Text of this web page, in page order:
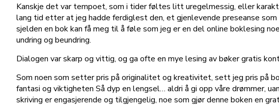
Kanskje det var tempoet, som i tider føltes litt uregelmessig, eller
lang tid etter at jeg hadde ferdiglest den, et gjenlevende preseanse
sjelden en bok kan få meg til å føle som jeg er en del online boklesing
undring og beundring.
Dialogen var skarp og vittig, og ga ofte en mye lesing av bøker gratis
Som noen som setter pris på originalitet og kreativitet, sett jeg pris på
fantasi og viktigheten Så dyp en lengsel… aldri å gi opp våre drømmer,
skriving er engasjerende og tilgjengelig, noe som gjør denne boken en